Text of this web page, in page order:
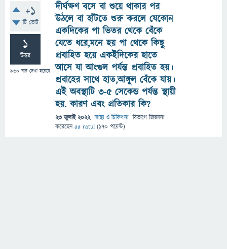
+1
টি ভোট
1
উত্তর
960 বার দেখা হয়েছে
দীর্ঘক্ষণ বসে বা শুয়ে থাকার পর
উঠলে বা হাঁটতে শুরু করলে যেকোন
একদিকের পা ভিতর থেকে বেঁকে
যেতে ধরে,মনে হয় পা থেকে কিছু
প্রবাহিত হয়ে একইদিকের হাতে
আসে যা আংগুল পর্যন্ত প্রবাহিত হয়।
প্রবাহের সাথে হাত,আঙ্গুল বেঁকে যায়।
এই অবস্থাটি 3-৫ সেকেন্ড পর্যন্ত স্থায়ী
হয়. কারণ এবং প্রতিকার কি?
23 জুলাই 2022 "স্বাস্থ্য ও চিকিৎসা" বিভাগে জিজ্ঞাসা
করেছেনaa ratul (170 পয়েন্ট)